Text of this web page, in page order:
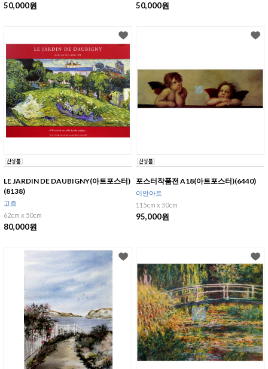
50,000원 50,000원
LE JARDIN DE DAUBIGNY(아트포스터)
(8138)
고흐
62cm x 50cm
80,000원
포스터작품전 A18(아트포스터)(6440)
이안아트
115cm x 50cm
95,000원